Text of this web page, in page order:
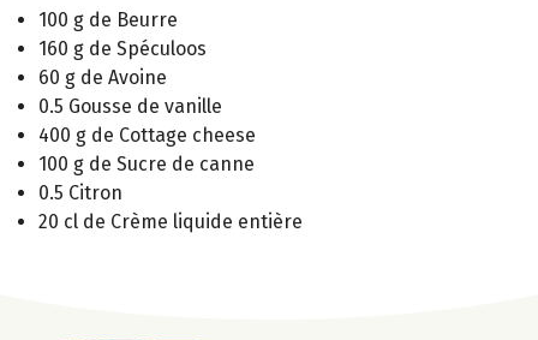
100 g de Beurre
160 g de Spéculoos
60 g de Avoine
0.5 Gousse de vanille
400 g de Cottage cheese
100 g de Sucre de canne
0.5 Citron
20 cl de Crème liquide entière